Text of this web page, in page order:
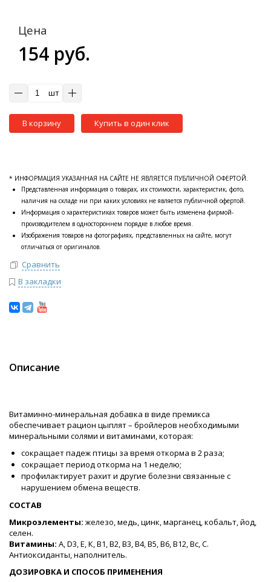
Цена
154 руб.
шт
В корзину Купить в один клик
* ИНФОРМАЦИЯ УКАЗАННАЯ НА САЙТЕ НЕ ЯВЛЯЕТСЯ ПУБЛИЧНОЙ ОФЕРТОЙ.
Представленная информация о товарах, их стоимости, характеристик, фото,
наличия на складе ни при каких условиях не является публичной офертой.
Информация о характеристиках товаров может быть изменена фирмой-
производителем в одностороннем порядке в любое время.
Изображения товаров на фотографиях, представленных на сайте, могут
отличаться от оригиналов.
Сравнить
В закладки
Описание
Витаминно-минеральная добавка в виде премикса
обеспечивает рацион цыплят – бройлеров необходимыми
минеральными солями и витаминами, которая:
сокращает падеж птицы за время откорма в 2 раза;
сокращает период откорма на 1 неделю;
профилактирует рахит и другие болезни связанные с
нарушением обмена веществ.
СОСТАВ
Микроэлементы: железо, медь, цинк, марганец, кобальт, йод,
селен.
Витамины: А, D3, Е, К, В1, В2, В3, В4, В5, В6, В12, Вс, С.
Антиоксиданты, наполнитель.
ДОЗИРОВКА И СПОСОБ ПРИМЕНЕНИЯ